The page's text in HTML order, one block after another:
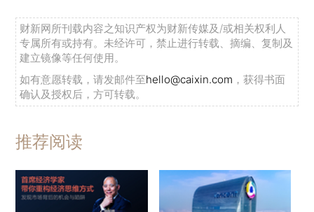
财新网所刊载内容之知识产权为财新传媒及/或相关权利人
专属所有或持有。未经许可，禁止进行转载、摘编、复制及
建立镜像等任何使用。
如有意愿转载，请发邮件至hello@caixin.com ，获得书面
确认及授权后，方可转载。
推荐阅读